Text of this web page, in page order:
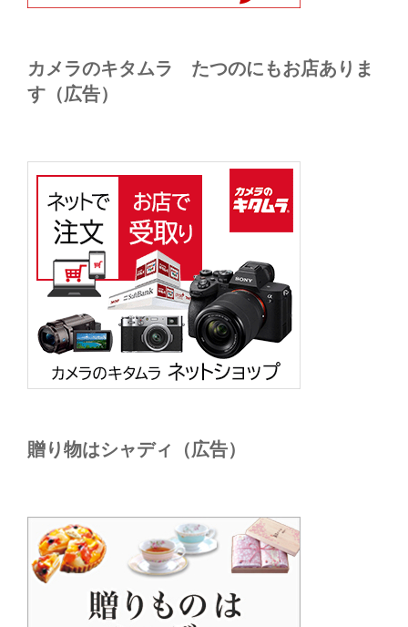
カメラのキタムラ たつのにもお店ありま
す（広告）
贈り物はシャディ（広告）